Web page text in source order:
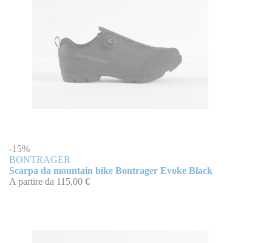
-15%
BONTRAGER
Scarpa da mountain bike Bontrager Evoke Black
A partire da 115,00 €